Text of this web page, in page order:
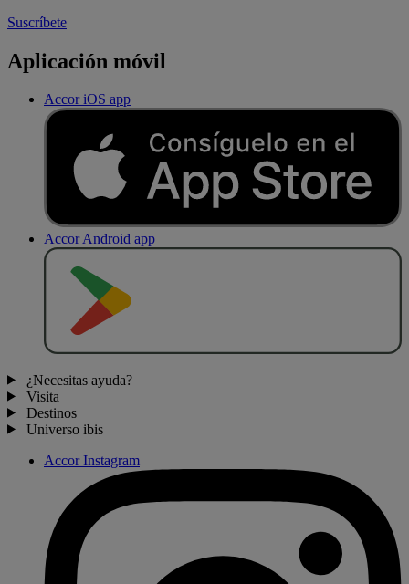
Suscríbete
Aplicación móvil
Accor iOS app
Accor Android app
¿Necesitas ayuda?
Visita
Destinos
Universo ibis
Accor Instagram